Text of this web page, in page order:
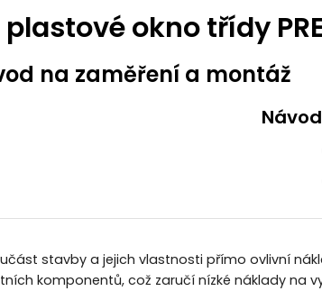
okno třídy
na zaměření a montáž
stavby a jejich vlastnosti přímo ovlivní
komponentů, což zaručí nízké náklady na